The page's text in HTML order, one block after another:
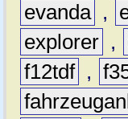
evanda ,
explorer ,
f12tdf ,